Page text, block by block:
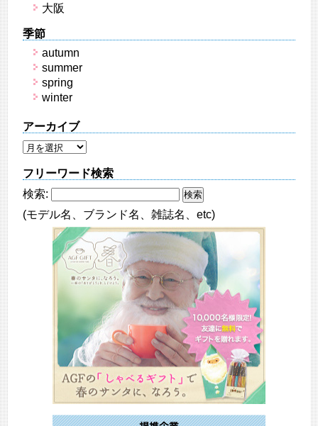
大阪
季節
autumn
summer
spring
winter
アーカイブ
フリーワード検索
検索:
(モデル名、ブランド名、雑誌名、etc)